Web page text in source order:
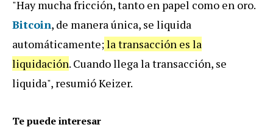
"Hay mucha fricción, tanto en papel como en oro.
Bitcoin, de manera única, se liquida
automáticamente;la transacción es la
liquidación. Cuando llega la transacción, se
liquida", resumió Keizer.
Te puede interesar